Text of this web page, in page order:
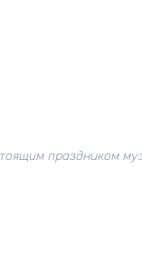
праздником